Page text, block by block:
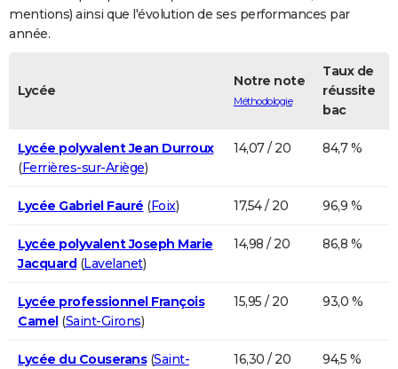
Bricolage
Lifestyle
Culture
Sport
Auto
Television
Voyage
Cinema
mentions) ainsi que l'évolution de ses performances par
année.
Lycée
Notre note
Méthodologie
Taux de
réussite
bac
Lycée polyvalent Jean Durroux
(Ferrières-sur-Ariège)
14,07 / 20 84,7 %
Lycée Gabriel Fauré (Foix) 17,54 / 20 96,9 %
Lycée polyvalent Joseph Marie
Jacquard(Lavelanet)
14,98 / 20 86,8 %
Lycée professionnel François
Camel(Saint-Girons)
15,95 / 20 93,0 %
Lycée du Couserans(Saint-
16,30 / 20 94,5 %